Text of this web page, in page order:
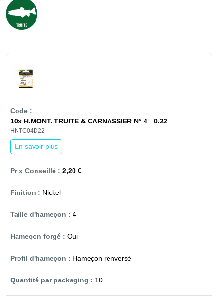
10x H.MONT. TRUITE & CARNASSIER N° 4 - 0.22
HNTC04D22
En savoir plus
2,20 €
Nickel
4
Oui
Hameçon renversé
10